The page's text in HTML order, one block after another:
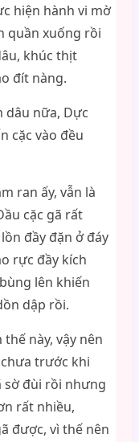
hiện hành vi mờ
quần xuống rồi
khúc thịt
đít nàng.
dâu nữa, Dực
cặc vào đều
ran ấy, vẫn là
cặc gã rất
đầy đặn ở đáy
rực đầy kích
lên khiến
dập rồi.
này, vậy nên
trước khi
sờ đùi rồi nhưng
rất nhiều,
được, vì thế nên